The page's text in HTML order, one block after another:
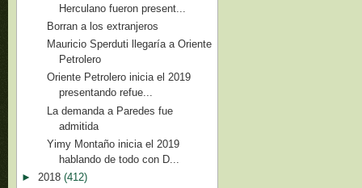
Herculano fueron present...
Borran a los extranjeros
Mauricio Sperduti llegaría a Oriente
Petrolero
Oriente Petrolero inicia el 2019
presentando refue...
La demanda a Paredes fue
admitida
Yimy Montaño inicia el 2019
hablando de todo con D...
► 2018 (412)